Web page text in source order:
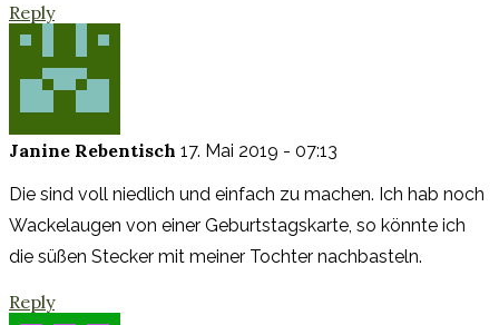
Reply
Janine Rebentisch 17. Mai 2019 - 07:13
Die sind voll niedlich und einfach zu machen. Ich hab noch
Wackelaugen von einer Geburtstagskarte, so könnte ich
die süßen Stecker mit meiner Tochter nachbasteln.
Reply